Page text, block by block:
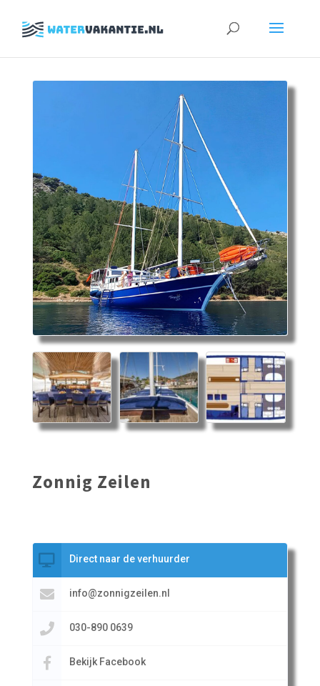
Zoeken
Zonnig Zeilen
Direct naar de verhuurder
info@zonnigzeilen.nl
030-890 0639
Bekijk Facebook